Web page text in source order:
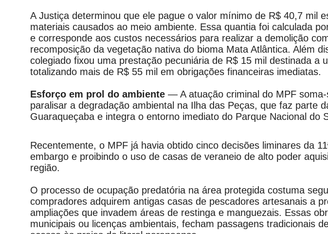
A Justiça determinou que ele pague o valor mínimo de R$ 40,7 mil
materiais causados ao meio ambiente. Essa quantia foi calculada
e corresponde aos custos necessários para realizar a demolição
recomposição da vegetação nativa do bioma Mata Atlântica. Além
colegiado fixou uma prestação pecuniária de R$ 15 mil destinada a
totalizando mais de R$ 55 mil em obrigações financeiras imediatas.
Esforço em prol do ambiente — A atuação criminal do MPF
paralisar a degradação ambiental na Ilha das Peças, que faz parte
Guaraqueçaba e integra o entorno imediato do Parque Nacional do
Recentemente, o MPF já havia obtido cinco decisões liminares da
embargo e proibindo o uso de casas de veraneio de alto poder
região.
O processo de ocupação predatória na área protegida costuma
compradores adquirem antigas casas de pescadores artesanais a
ampliações que invadem áreas de restinga e manguezais. Essas
municipais ou licenças ambientais, fecham passagens tradicionais